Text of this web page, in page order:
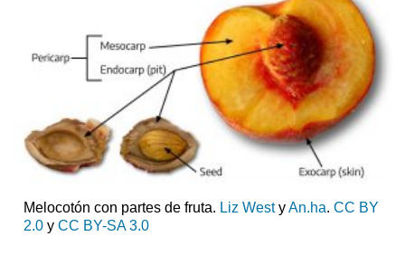
Melocotón con partes de fruta. Liz WestyAn.ha. CC BY
2.0y CC BY-SA 3.0